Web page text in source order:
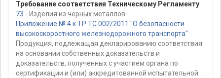
Требование соответствия Техническому Регламенту
73 - Изделия из черных металлов
Приложение № 4 к ТР ТС 002/2011 "О безопасности
высокоскоростного железнодорожного транспорта"
Продукция, подлежащая декларированию соответствия
на основании собственных доказательств и
доказательств, полученных с участием органа по
сертификации и (или) аккредитованной испытательной